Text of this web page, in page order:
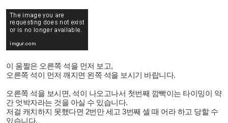
이 움짤은 오른쪽 석을 먼저 보고,
오른쪽 석이 먼저 깨지면 왼쪽 석을 보시기 바랍니다.
오른쪽 석을 보시면, 석이 나오고나서 첫번째 깜빡이는 타이밍이 약
간 엇박자라는 것을 아실 수 있습니다.
저걸 캐치하지 못했다면 2번만 세고 3번째 셀 때 어라 하고 당할 수
있습니다.